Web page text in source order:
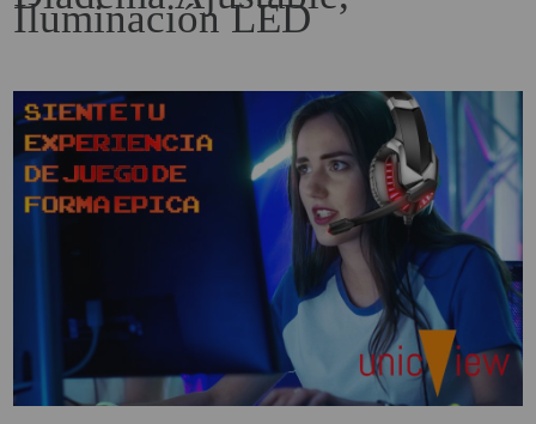
PROYECTOR PARA EL
PROYECTOR PARA FUTBOL
PROYECTORES 2K O 4K
NATIVOS
REACONDICIONADOS
¿QUÉ MODELO NECESITO?
OFERTAS DESTACADAS
TIPOS DE PROYECTOR
Iluminación LED